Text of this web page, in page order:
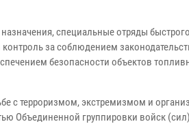
специальные отряды быстрого
за соблюдением
безопасности объектов
с терроризмом, экстремизмом и
Объединенной группировки войск